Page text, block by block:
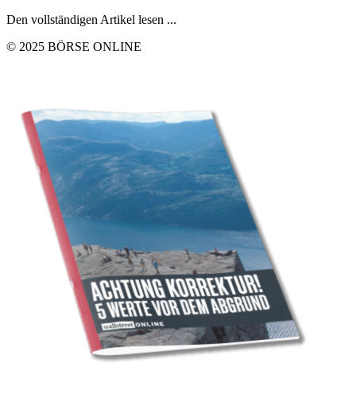
Den vollständigen Artikel lesen ...
© 2025 BÖRSE ONLINE